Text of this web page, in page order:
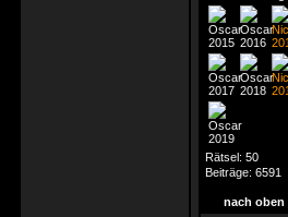
Rätsel: 50
Beiträge: 6591
nach oben